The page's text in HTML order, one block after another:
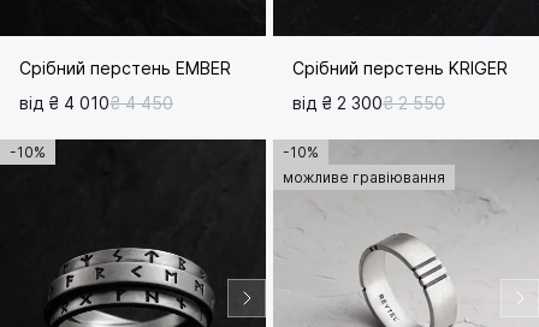
Срібний перстень EMBER
від ₴ 4 010₴ 4 450
Срібний перстень KRIGER
від ₴ 2 300₴ 2 550
-10%
-10%
можливе гравіювання